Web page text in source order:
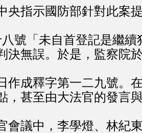
央指示國防部針對此案
號「未自首登記是繼續
無誤。於是，監察院
作成釋字第一二九號。
，甚至由大法官的發言
議中，李學燈、林紀